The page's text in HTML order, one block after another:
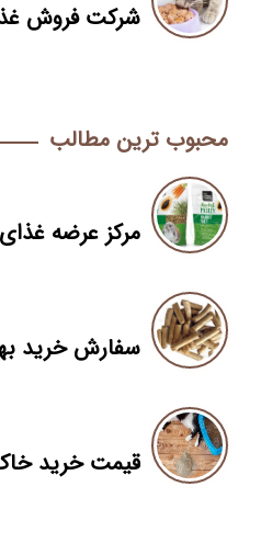
محبوب ترین مطالب
مرکز عرضه